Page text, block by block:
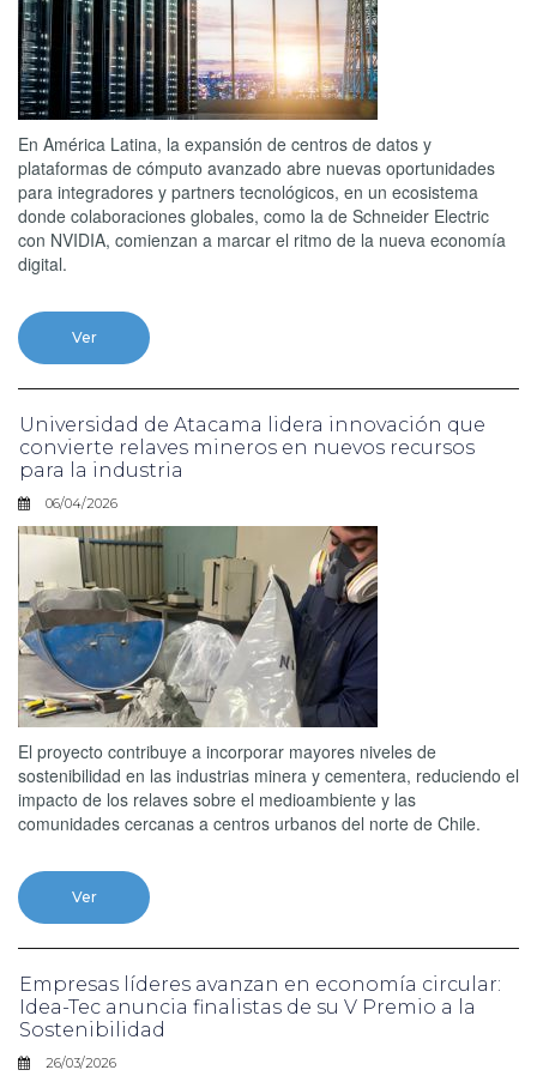
En América Latina, la expansión de centros de datos y
plataformas de cómputo avanzado abre nuevas oportunidades
para integradores y partners tecnológicos, en un ecosistema
donde colaboraciones globales, como la de Schneider Electric
con NVIDIA, comienzan a marcar el ritmo de la nueva economía
digital.
Ver
Universidad de Atacama lidera innovación que
convierte relaves mineros en nuevos recursos
para la industria
06/04/2026
El proyecto contribuye a incorporar mayores niveles de
sostenibilidad en las industrias minera y cementera, reduciendo el
impacto de los relaves sobre el medioambiente y las
comunidades cercanas a centros urbanos del norte de Chile.
Ver
Empresas líderes avanzan en economía circular:
Idea-Tec anuncia finalistas de su V Premio a la
Sostenibilidad
26/03/2026